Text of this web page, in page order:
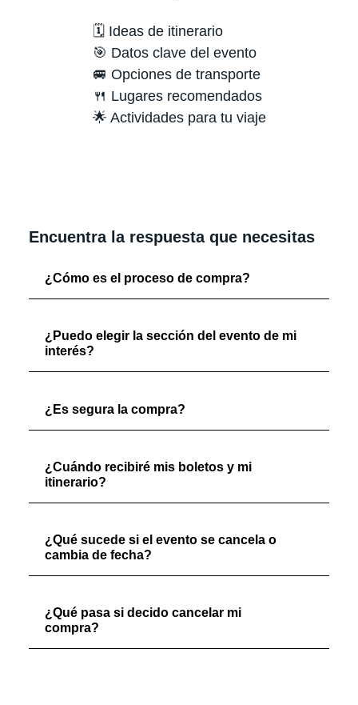
🗓️ Ideas de itinerario
🎯 Datos clave del evento
🚐 Opciones de transporte
🍴 Lugares recomendados
🌟 Actividades para tu viaje
Encuentra la respuesta que necesitas
¿Cómo es el proceso de compra?
¿Puedo elegir la sección del evento de mi
interés?
¿Es segura la compra?
¿Cuándo recibiré mis boletos y mi
itinerario?
¿Qué sucede si el evento se cancela o
cambia de fecha?
¿Qué pasa si decido cancelar mi
compra?